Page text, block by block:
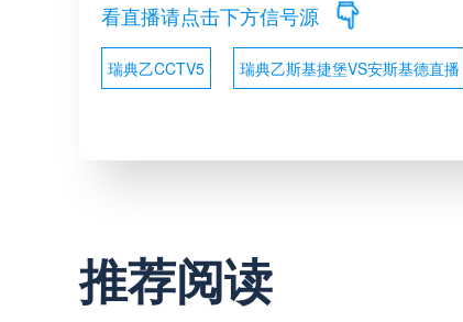
看直播请点击下方信号源
瑞典乙CCTV5 瑞典乙斯基捷堡VS安斯基德直播
推荐阅读